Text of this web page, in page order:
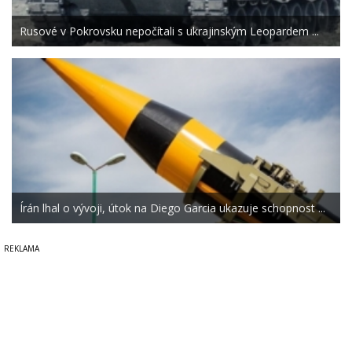
Rusové v Pokrovsku nepočítali s ukrajinským Leopardem ...
Írán lhal o vývoji, útok na Diego Garcia ukazuje schopnost ...